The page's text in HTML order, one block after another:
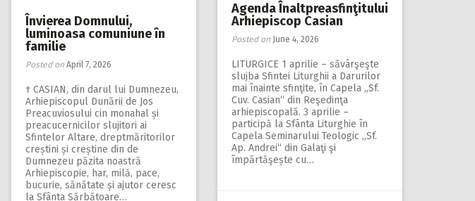
Agenda Înaltpreasfinţitului
Arhiepiscop Casian
Posted on June 4, 2026
LITURGICE 1 aprilie – săvârşeşte
slujba Sfintei Liturghii a Darurilor
mai înainte sfinţite, în Capela ,,Sf.
Cuv. Casian“ din Reşedinţa
arhiepiscopală. 3 aprilie –
participă la Sfânta Liturghie în
Capela Seminarului Teologic „Sf.
Ap. Andrei“ din Galaţi şi
împărtăşește cu…
Învierea Domnului,
luminoasa comuniune în
familie
Posted on April 7, 2026
† CASIAN, din darul lui Dumnezeu,
Arhiepiscopul Dunării de Jos
Preacuviosului cin monahal și
preacucernicilor slujitori ai
Sfintelor Altare, dreptmăritorilor
creștini și creștine din de
Dumnezeu păzita noastră
Arhiepiscopie, har, milă, pace,
bucurie, sănătate și ajutor ceresc
la Sfânta Sărbătoare…